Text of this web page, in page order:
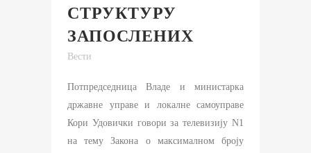
СТРУКТУРУ
ЗАПОСЛЕНИХ
Вести
Потпредседница Владе и министарка
државне управе и локалне самоуправе
Кори Удовички говори за телевизију N1
на тему Закона о максималном броју